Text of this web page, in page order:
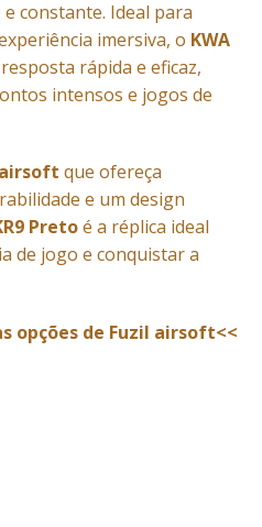
constante. Ideal para
imersiva, o KWA
rápida e eficaz,
intensos e jogos de
que ofereça
e um design
Pretoé a réplica ideal
de jogo e conquistar a
opções de Fuzil airsoft<<